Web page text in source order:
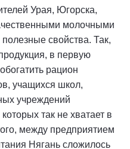
Урая, Югорска,
молочными
свойства. Так,
в первую
рацион
учащихся школ,
учреждений
так не хватает в
между предприятием
Нягань сложилось